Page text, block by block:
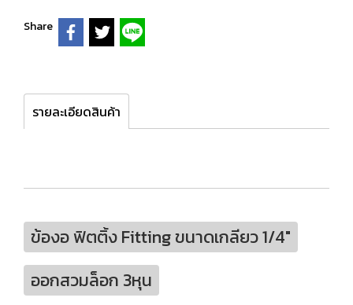
Share
รายละเอียดสินค้า
ข้องอ ฟิตติ้ง Fitting ขนาดเกลียว 1/4"
ออกสวมล็อก 3หุน